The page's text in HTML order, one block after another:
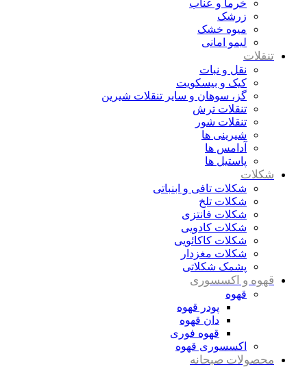
خرما و عناب
زرشک
میوه خشک
لیمو امانی
تنقلات
نقل و نبات
کیک و بیسکویت
گز، سوهان و سایر تنقلات شیرین
تنقلات ترش
تنقلات شور
شیرینی ها
آدامس ها
پاستیل ها
شکلات
شکلات تافی و ابنباتی
شکلات تلخ
شکلات فانتزی
شکلات کادویی
شکلات کاکائویی
شکلات مغزدار
پشمک شکلاتی
قهوه و اکسسوری
قهوه
پودر قهوه
دان قهوه
قهوه فوری
اکسسوری قهوه
محصولات صبحانه